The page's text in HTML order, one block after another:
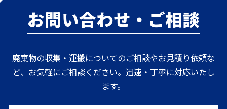
お問い合わせ・ご相談
廃棄物の収集・運搬についてのご相談やお見積り依頼な
ど、お気軽にご相談ください。迅速・丁寧に対応いたし
ます。